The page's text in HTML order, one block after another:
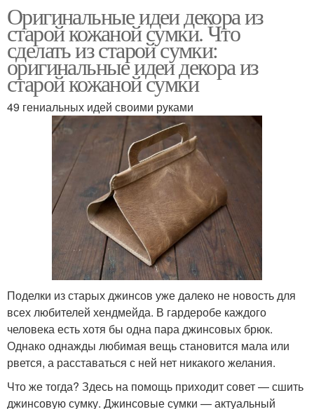
Оригинальные идеи декора из
старой кожаной сумки. Что
сделать из старой сумки:
оригинальные идеи декора из
старой кожаной сумки
49 гениальных идей своими руками
Поделки из старых джинсов уже далеко не новость для
всех любителей хендмейда. В гардеробе каждого
человека есть хотя бы одна пара джинсовых брюк.
Однако однажды любимая вещь становится мала или
рвется, а расставаться с ней нет никакого желания.
Что же тогда? Здесь на помощь приходит совет — сшить
джинсовую сумку. Джинсовые сумки — актуальный